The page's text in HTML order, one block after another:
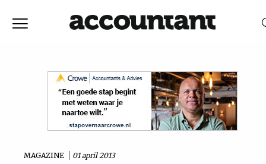
Vaktechniek
MAGAZINE 01 april 2013
RELEVANTIEDATUM